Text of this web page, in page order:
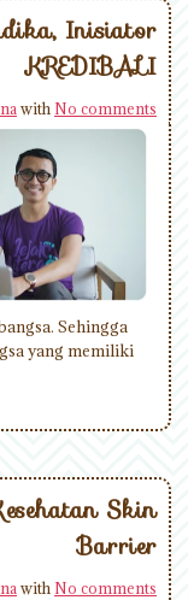
Inisiator
KREDIBALI
with No comments
Sehingga
yang memiliki
Skin
Barrier
with No comments